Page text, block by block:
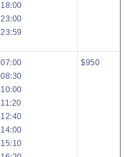
18:00
23:00
23:59
07:00
08:30
10:00
11:20
12:40
14:00
15:10
$950